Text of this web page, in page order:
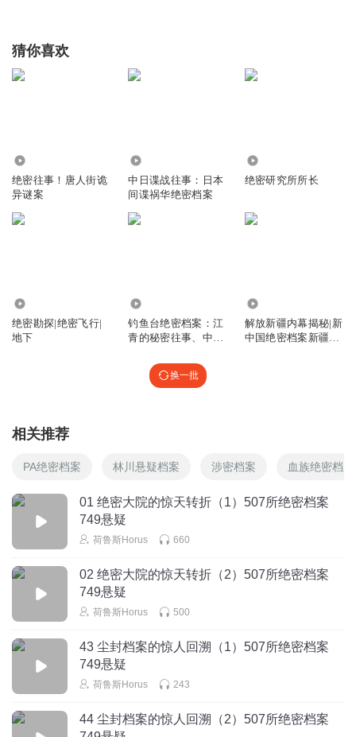
猜你喜欢
绝密往事！唐人街诡
异谜案
中日谍战往事：日本
间谍祸华绝密档案
绝密研究所所长
绝密勘探|绝密飞行|
地下
钓鱼台绝密档案：江
青的秘密往事、中国
解放新疆内幕揭秘|新
中国绝密档案新疆往
换一批
相关推荐
PA绝密档案 林川悬疑档案 涉密档案 血族绝密档案
01 绝密大院的惊天转折（1）507所绝密档案
749悬疑
荷鲁斯Horus 660
02 绝密大院的惊天转折（2）507所绝密档案
749悬疑
荷鲁斯Horus 500
43 尘封档案的惊人回溯（1）507所绝密档案
749悬疑
荷鲁斯Horus 243
44 尘封档案的惊人回溯（2）507所绝密档案